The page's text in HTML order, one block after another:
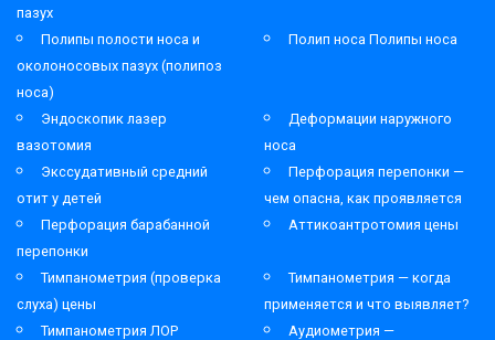
пазух
Полипы полости носа и
околоносовых пазух (полипоз
носа)
Полип носа Полипы носа
Эндоскопик лазер
вазотомия
Деформации наружного
носа
Экссудативный средний
отит у детей
Перфорация перепонки —
чем опасна, как проявляется
Перфорация барабанной
перепонки
Аттикоантротомия цены
Тимпанометрия (проверка
слуха) цены
Тимпанометрия — когда
применяется и что выявляет?
Тимпанометрия ЛОР
Аудиометрия —